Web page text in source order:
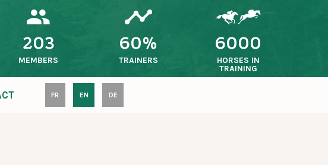
203
MEMBERS
60%
TRAINERS
6000
HORSES IN
TRAINING
FR EN DE